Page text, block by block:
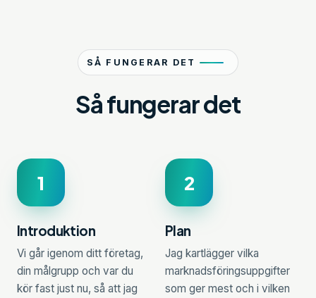
SÅ FUNGERAR DET
Så fungerar det
1
Introduktion
Vi går igenom ditt företag,
din målgrupp och var du
kör fast just nu, så att jag
2
Plan
Jag kartlägger vilka
marknadsföringsuppgifter
som ger mest och i vilken